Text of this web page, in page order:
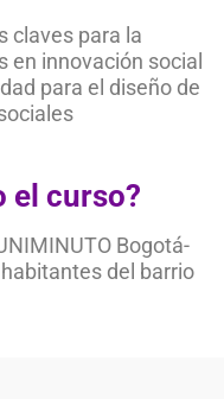
claves para la
innovación social
para el diseño de
el curso?
Bogotá-
del barrio